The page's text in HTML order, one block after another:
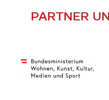
PARTNER